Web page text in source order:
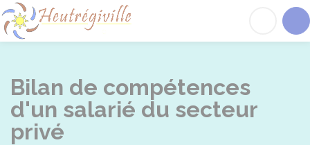
Bilan de compétences
d'un salarié du secteur
privé